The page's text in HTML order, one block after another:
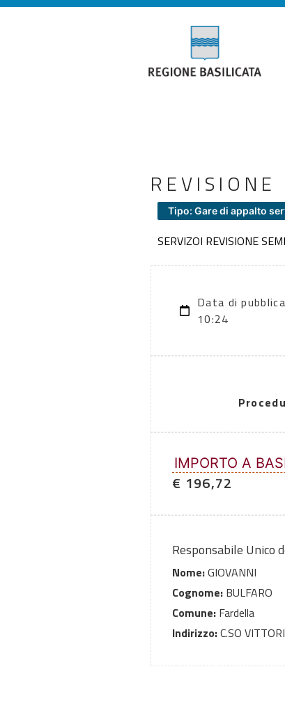
REVISIONE
Tipo: Gare di appalto
SERVIZOI REVISIONE
Data di
10:24
IMPORTO A
€ 196,72
Responsabile Unico
Nome:GIOVANNI
Cognome: BULFARO
Comune: Fardella
Indirizzo:C.SO